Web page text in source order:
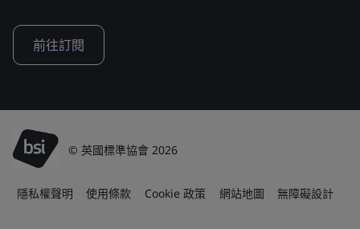
前往訂閱
© 英國標準協會 2026
隱私權聲明 使用條款 Cookie 政策 網站地圖 無障礙設計